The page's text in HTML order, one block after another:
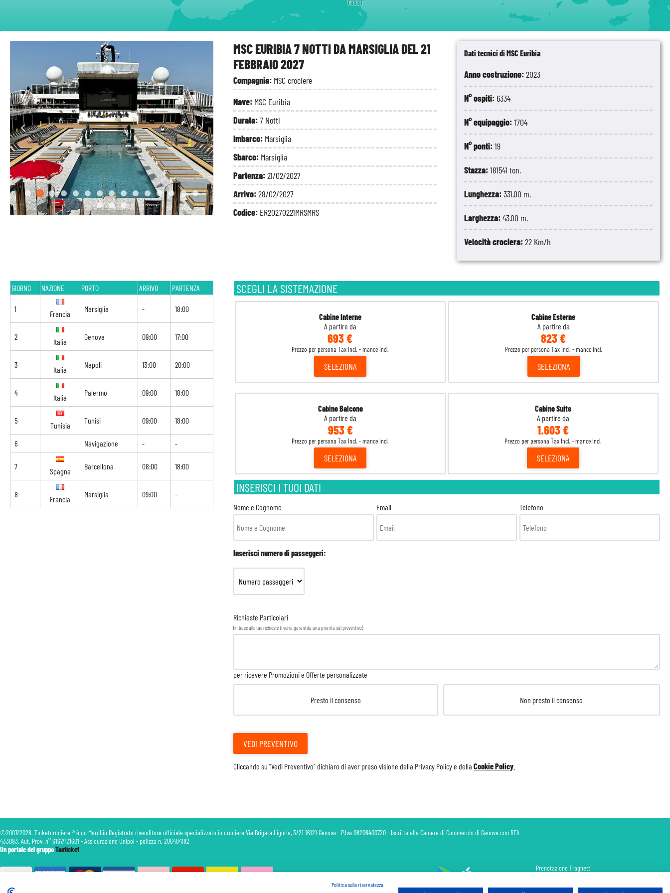
MSC EURIBIA 7 NOTTI DA MARSIGLIA DEL 21
FEBBRAIO 2027
Compagnia: MSC crociere
Nave: MSC Euribia
Durata:7 Notti
Imbarco: Marsiglia
Sbarco: Marsiglia
Partenza:21/02/2027
Arrivo:28/02/2027
Codice: ER20270221MRSMRS
Dati tecnici di MSC Euribia
Anno costruzione:2023
N° ospiti: 6334
N° equipaggio:1704
N° ponti:19
Stazza:181541 ton.
Lunghezza:331.00 m.
Larghezza:43.00 m.
Velocità crociera:22 Km/h
SCEGLI LA SISTEMAZIONE
Cabine Interne
A partire da
693 €
Prezzo per persona Tax Incl. - mance incl.
SELEZIONA
Cabine Esterne
A partire da
823 €
Prezzo per persona Tax Incl. - mance incl.
SELEZIONA
Cabine Balcone
A partire da
953 €
Prezzo per persona Tax Incl. - mance incl.
SELEZIONA
Cabine Suite
A partire da
1.603 €
Prezzo per persona Tax Incl. - mance incl.
SELEZIONA
INSERISCI I TUOI DATI
Nome e Cognome Email Telefono
Inserisci numero di passeggeri:
Richieste Particolari
(in base alle tue richieste ti verrà garantita una priorità sul preventivo)
per ricevere Promozioni e Offerte personalizzate
Presto il consenso Non presto il consenso
VEDI PREVENTIVO
Cliccando su "Vedi Preventivo" dichiaro di aver preso visione della Privacy Policye della Cookie Policy
GIORNO NAZIONE PORTO ARRIVO PARTENZA
1
Francia
Marsiglia - 18:00
2
Italia
Genova 09:00 17:00
3
Italia
Napoli 13:00 20:00
4
Italia
Palermo 09:00 18:00
5
Tunisia
Tunisi 09:00 18:00
6 Navigazione - -
7
Spagna
Barcellona 08:00 18:00
8
Francia
Marsiglia 09:00 -
Tunisi
©2007/2026. Ticketcrociere ® è un Marchio Registrato rivenditore ufficiale specializzato in crociere Via Brigata Liguria, 3/21 16121 Genova - P.Iva 06206400720 - Iscritta alla Camera di Commercio di Genova con REA
433093. Aut. Prov. n° 6167/131601 - Assicurazione Unipol - polizza n. 206484182
Un portale del gruppoTaoticket
Prenotazione Traghetti
Politica sulla riservatezza